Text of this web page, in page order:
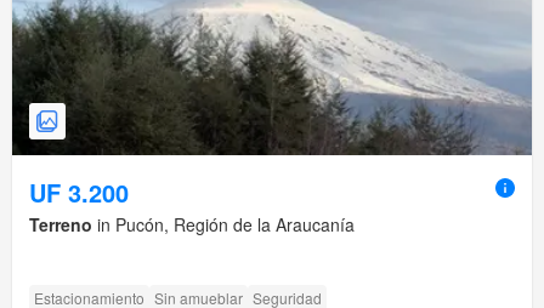
UF 3.200
Terreno in Pucón, Región de la Araucanía
Estacionamiento Sin amueblar Seguridad